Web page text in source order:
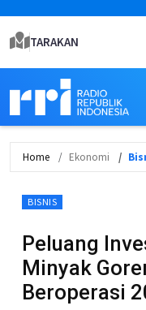
TARAKAN
Home Ekonomi
BISNIS
Peluang
Minyak
Beroperasi